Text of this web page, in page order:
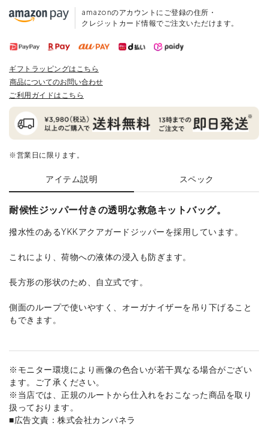
amazonのアカウントにご登録の住所・
クレジットカード情報でご注文いただけます。
ギフトラッピングはこちら
商品についてのお問い合わせ
ご利用ガイドはこちら
※営業日に限ります。
アイテム説明 スペック
耐候性ジッパー付きの透明な救急キットバッグ。
撥水性のあるYKKアクアガードジッパーを採用しています。
これにより、荷物への液体の浸入も防ぎます。
長方形の形状のため、自立式です。
側面のループで使いやすく、オーガナイザーを吊り下げること
もできます。
※モニター環境により画像の色合いが若干異なる場合がござい
ます。ご了承ください。
※当店では、正規のルートから仕入れをおこなった商品を取り
扱っております。
■広告文責：株式会社カンパネラ